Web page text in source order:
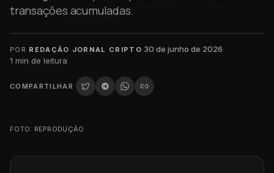
transações acumuladas.
POR REDAÇÃO JORNAL CRIPTO·30 de junho de 2026·
1 min de leitura
COMPARTILHAR
FOTO: REPRODUÇÃO